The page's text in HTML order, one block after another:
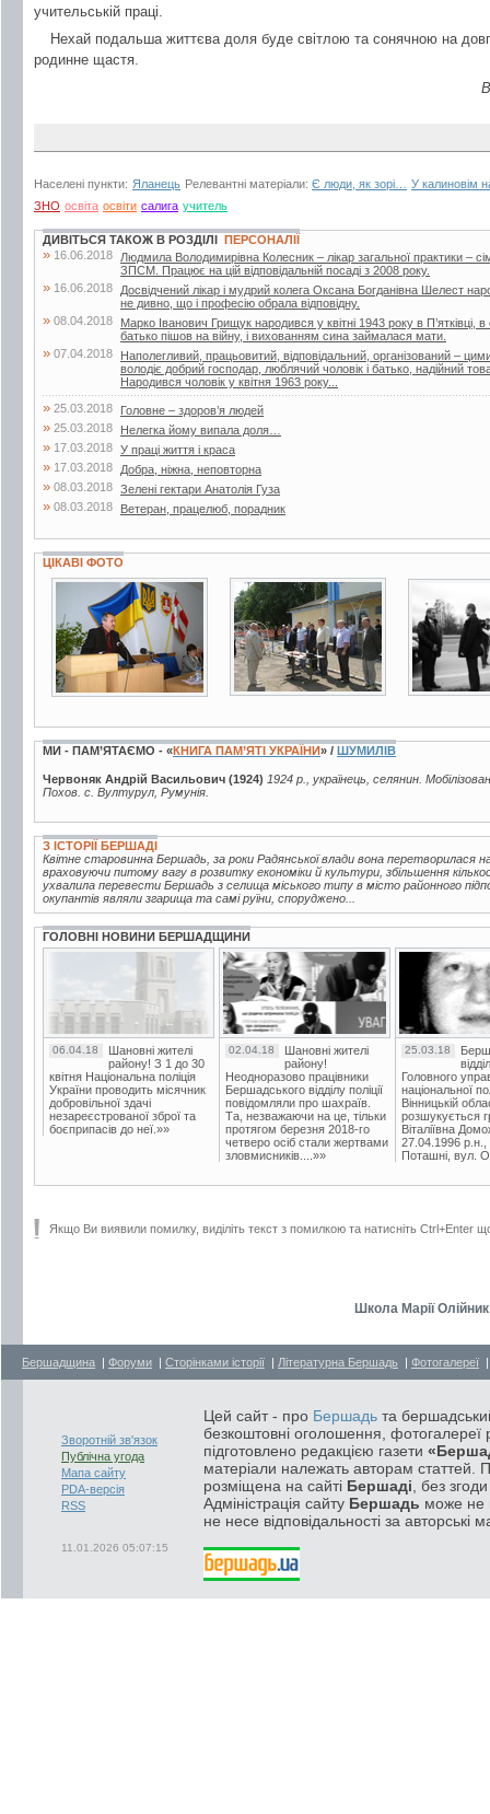
учительській праці.
Нехай подальша життєва доля буде світлою та сонячною на
родинне щастя.
Населені пункти: Яланець Релевантні матеріали: Є люди, як зорі…
У калиновім
ЗНО освіта освіти салига учитель
ДИВІТЬСЯ ТАКОЖ В РОЗДІЛІ ПЕРСОНАЛІЇ
» 16.06.2018
Людмила Володимирівна Колесник – лікар загальної практики –
ЗПСМ. Працює на цій відповідальній посаді з 2008 року.
» 16.06.2018
Досвідчений лікар і мудрий колега Оксана Богданівна Шелест
не дивно, що і професію обрала відповідну.
» 08.04.2018
Марко Іванович Грищук народився у квітні 1943 року в П’ятківці,
батько пішов на війну, і вихованням сина займалася мати.
» 07.04.2018
Наполегливий, працьовитий, відповідальний, організований –
володіє добрий господар, люблячий чоловік і батько, надійний
Народився чоловік у квітня 1963 року...
» 25.03.2018 Головне – здоров’я людей
» 25.03.2018 Нелегка йому випала доля…
» 17.03.2018 У праці життя і краса
» 17.03.2018 Добра, ніжна, неповторна
» 08.03.2018 Зелені гектари Анатолія Гуза
» 08.03.2018 Ветеран, працелюб, порадник
ЦІКАВІ ФОТО
4 фото 3 фото
МИ - ПАМ’ЯТАЄМО - «КНИГА ПАМ’ЯТІ УКРАЇНИ» / ШУМИЛІВ
Червоняк Андрій Васильович (1924) 1924 р., українець, селянин.
Похов. с. Вултурул, Румунія.
З ІСТОРІЇ БЕРШАДІ
Квітне старовинна Бершадь, за роки Радянської влади вона перетворилася
враховуючи питому вагу в розвитку економіки й культури, збільшення
ухвалила перевести Бершадь з селища міського типу в місто районного
окупантів являли згарища та самі руїни, споруджено...
ГОЛОВНІ НОВИНИ БЕРШАДЩИНИ
06.04.18
Шановні жителі
району! З 1 до 30
квітня Національна поліція
України проводить місячник
добровільної здачі
незареєстрованої зброї та
боєприпасів до неї.»»
02.04.18
Шановні жителі
району!
Неодноразово працівники
Бершадського відділу поліції
повідомляли про шахраїв.
Та, незважаючи на це, тільки
протягом березня 2018-го
четверо осіб стали жертвами
зловмисників....»»
25.03.18
Головного
національної
Вінницькій
розшукується
Віталіївна
27.04.1996 р.н.,
Поташні, вул.
Якщо Ви виявили помилку, виділіть текст з помилкою та натисніть Ctrl+Enter
Школа Марії
Бершадщина | Форуми | Сторінками історії | Літературна Бершадь | Фотогалереї
Зворотній зв'язок
Публічна угода
Мапа сайту
PDA-версія
RSS
11.01.2026 05:07:15
Цей сайт - про Бершадь та
безкоштовні оголошення, фотогалереї
підготовлено редакцією газети
матеріали належать авторам статтей.
розміщена на сайті Бершаді , без
Адміністрація сайту Бершадь може не
не несе відповідальності за авторські